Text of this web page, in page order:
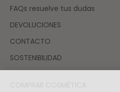
FAQs resuelve tus dudas
DEVOLUCIONES
CONTACTO
SOSTENIBILIDAD